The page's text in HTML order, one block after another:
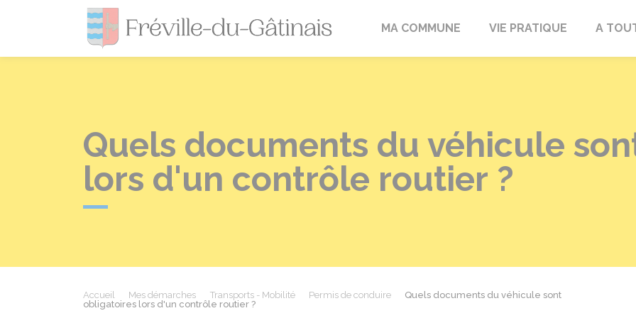
Fréville-du-Gâtinais
MA COMMUNE VIE PRATIQUE A
Quels documents du véhicule
lors d'un contrôle routier ?
Accueil Mes démarches Transports - Mobilité Permis de conduire
Quels documents du véhicule sont
obligatoires lors d'un contrôle routier ?